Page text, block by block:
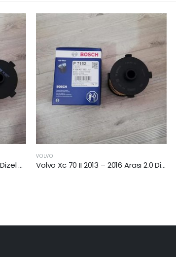
Volvo Xc 90 II 2015 Sonrası 2.0 Dizel Yağ Filtresi
VOLVO
Volvo Xc 70 II 2013 – 2016 Arası 2.0 Dizel Yağ Filtresi